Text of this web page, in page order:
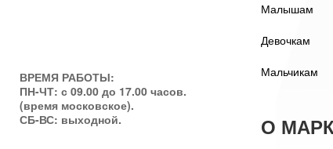
ВРЕМЯ РАБОТЫ:
ПН-ЧТ: с 09.00 до 17.00 часов.
(время московское).
СБ-ВС: выходной.
Малышам
Девочкам
Мальчикам
О